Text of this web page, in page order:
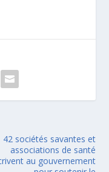
42 sociétés savantes et
associations de santé
au gouvernement